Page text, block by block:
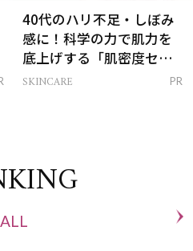
40代のハリ不足・しぼみ
感に！科学の力で肌力を
底上げする「肌密度セラ
ム」
SKINCARE PR
ALL